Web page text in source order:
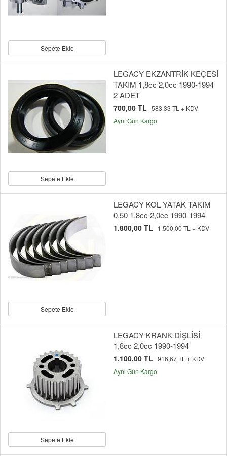
Sepete Ekle
Sepete Ekle
LEGACY EKZANTRİK KEÇESİ
TAKIM 1,8cc 2,0cc 1990-1994
2 ADET
700,00 TL 583,33 TL + KDV
Aynı Gün Kargo
Sepete Ekle
LEGACY KOL YATAK TAKIM
0,50 1,8cc 2,0cc 1990-1994
1.800,00 TL 1.500,00 TL + KDV
Sepete Ekle
LEGACY KRANK DİŞLİSİ
1,8cc 2,0cc 1990-1994
1.100,00 TL 916,67 TL + KDV
Aynı Gün Kargo